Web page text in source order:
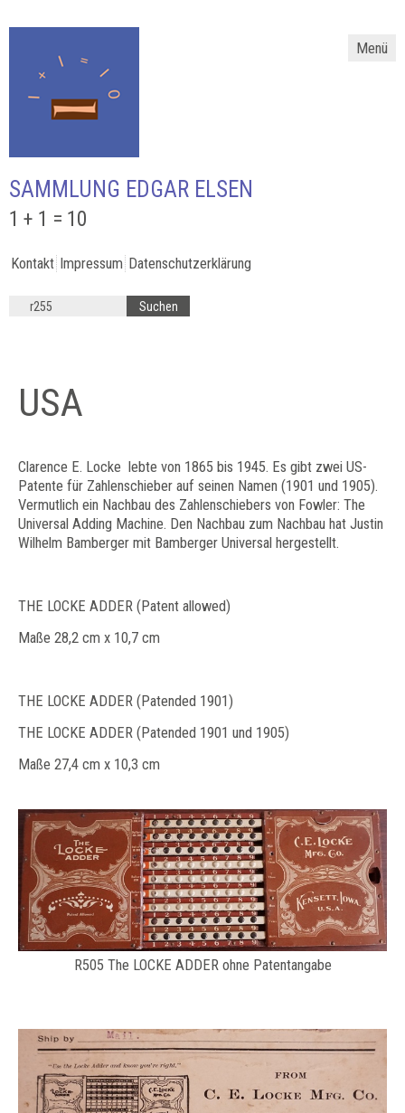
Menü
SAMMLUNG EDGAR ELSEN
1 + 1 = 10
Kontakt Impressum Datenschutzerklärung
USA
Clarence E. Locke lebte von 1865 bis 1945. Es gibt zwei US-
Patente für Zahlenschieber auf seinen Namen (1901 und 1905).
Vermutlich ein Nachbau des Zahlenschiebers von Fowler: The
Universal Adding Machine. Den Nachbau zum Nachbau hat Justin
Wilhelm Bamberger mit Bamberger Universal hergestellt.
THE LOCKE ADDER (Patent allowed)
Maße 28,2 cm x 10,7 cm
THE LOCKE ADDER (Patended 1901)
THE LOCKE ADDER (Patended 1901 und 1905)
Maße 27,4 cm x 10,3 cm
R505 The LOCKE ADDER ohne Patentangabe